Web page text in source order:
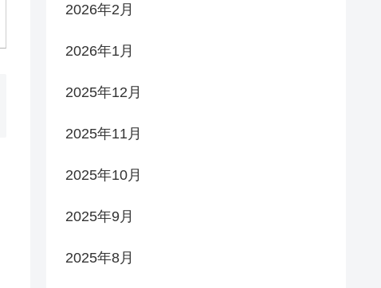
2026年2月
2026年1月
2025年12月
2025年11月
2025年10月
2025年9月
2025年8月